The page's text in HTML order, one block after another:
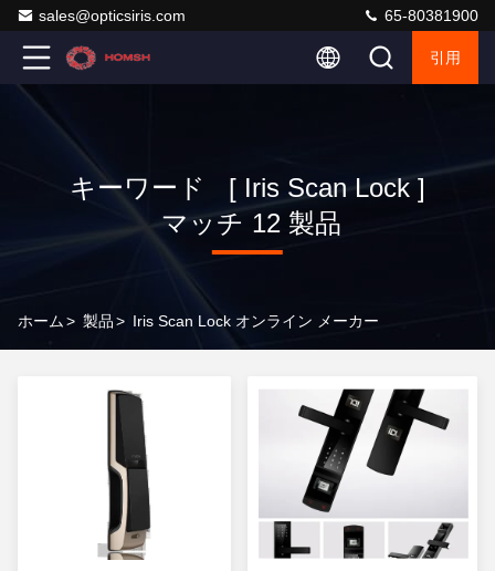
sales@opticsiris.com 65-80381900
引用
キーワード [ Iris Scan Lock ]
マッチ 12 製品
ホーム> 製品> Iris Scan Lock オンライン メーカー